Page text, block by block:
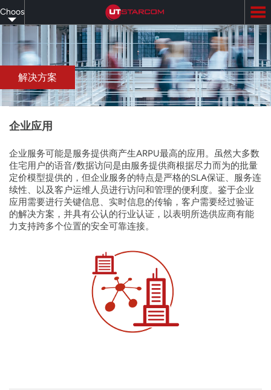
to
main
content
Choose
language
解决方案
企业应用
企业服务可能是服务提供商产生ARPU最高的应用。虽然大多数
住宅用户的语音/数据访问是由服务提供商根据尽力而为的批量
定价模型提供的，但企业服务的特点是严格的SLA保证、服务连
续性、以及客户运维人员进行访问和管理的便利度。鉴于企业
应用需要进行关键信息、实时信息的传输，客户需要经过验证
的解决方案，并具有公认的行业认证，以表明所选供应商有能
力支持跨多个位置的安全可靠连接。